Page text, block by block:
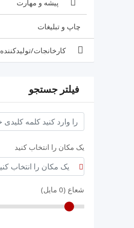
پیشه و مهارت
چاپ و تبلیغات
کارخانجات/تولیدکننده
فیلتر جستجو
یک مکان را انتخاب کنید
شعاع (0 مایل)
keyword